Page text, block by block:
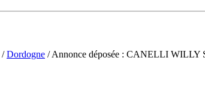
/Dordogne / Annonce déposée : CANELLI WILLY